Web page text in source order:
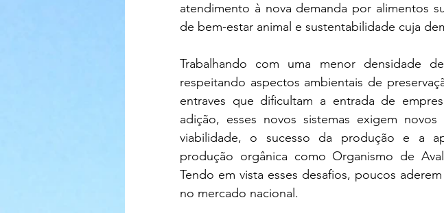
atendimento à nova demanda por alimentos
de bem-estar animal e sustentabilidade cuja
Trabalhando com uma menor densidade
respeitando aspectos ambientais de
entraves que dificultam a entrada de
adição, esses novos sistemas exigem
viabilidade, o sucesso da produção e a
produção orgânica como Organismo de
Tendo em vista esses desafios, poucos
no mercado nacional.